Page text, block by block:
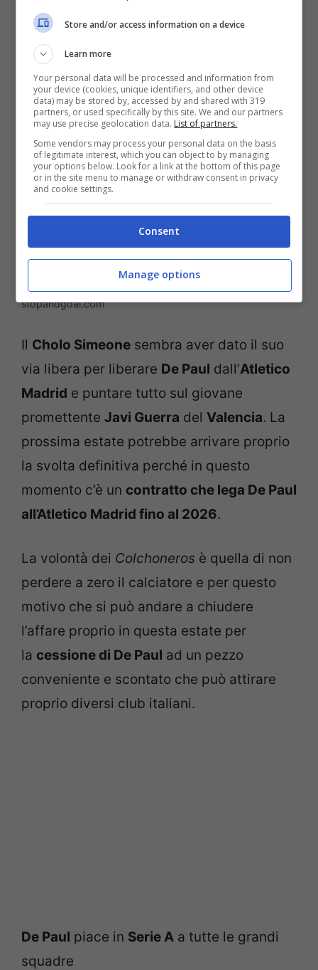
stopandgoal.com
Il Cholo Simeone sembra aver dato il suo
via libera per liberare De Paul dall’Atletico
Madrid e puntare tutto sul giovane
promettente Javi Guerra del Valencia. La
prossima estate potrebbe arrivare proprio
la svolta definitiva perché in questo
momento c’è un contratto che lega De Paul
all’Atletico Madrid fino al 2026.
La volontà dei Colchoneros è quella di non
perdere a zero il calciatore e per questo
motivo che si può andare a chiudere
l’affare proprio in questa estate per
la cessione di De Paul ad un pezzo
conveniente e scontato che può attirare
proprio diversi club italiani.
De Paul piace in Serie A a tutte le grandi
squadre
Store and/or access information on a device
Learn more
Your personal data will be processed and information from
your device (cookies, unique identifiers, and other device
data) may be stored by, accessed by and shared with 319
partners, or used specifically by this site. We and our partners
may use precise geolocation data. List of partners.
Some vendors may process your personal data on the basis
of legitimate interest, which you can object to by managing
your options below. Look for a link at the bottom of this page
or in the site menu to manage or withdraw consent in privacy
and cookie settings.
Consent
Manage options